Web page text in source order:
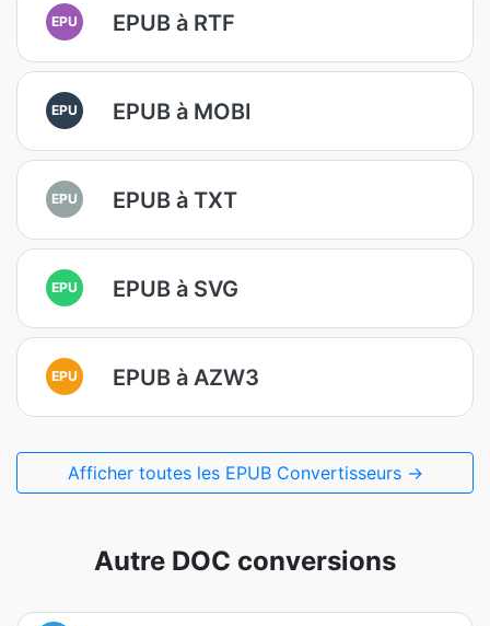
EPU EPUB à RTF
EPU EPUB à MOBI
EPU EPUB à TXT
EPU EPUB à SVG
EPU EPUB à AZW3
Afficher toutes les EPUB Convertisseurs →
Autre DOC conversions